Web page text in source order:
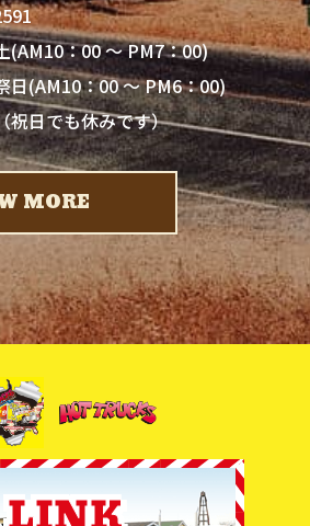
(AM10：00 ～ PM7：00)
日(AM10：00 ～ PM6：00)
祝日でも休みです）
MORE